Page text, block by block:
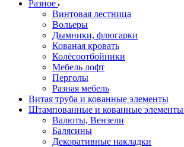
Разное
Винтовая лестница
Вольеры
Дымники, флюгарки
Кованая кровать
Колёсоотбойники
Мебель лофт
Перголы
Разная мебель
Витая труба и кованные элементы
Штампованные и кованные элементы
Валюты, Вензели
Балясины
Декоративные накладки